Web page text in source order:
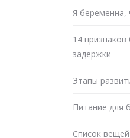
Я беременна,
14
задержки
Этапы
Питание для
Список